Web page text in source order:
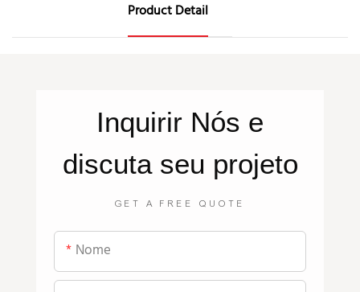
Product Detail
Inquirir Nós e
discuta seu projeto
GET A FREE QUOTE
Nome